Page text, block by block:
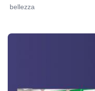
Handpiece:
con omologazione CE
doppia lunghezza
bellezza